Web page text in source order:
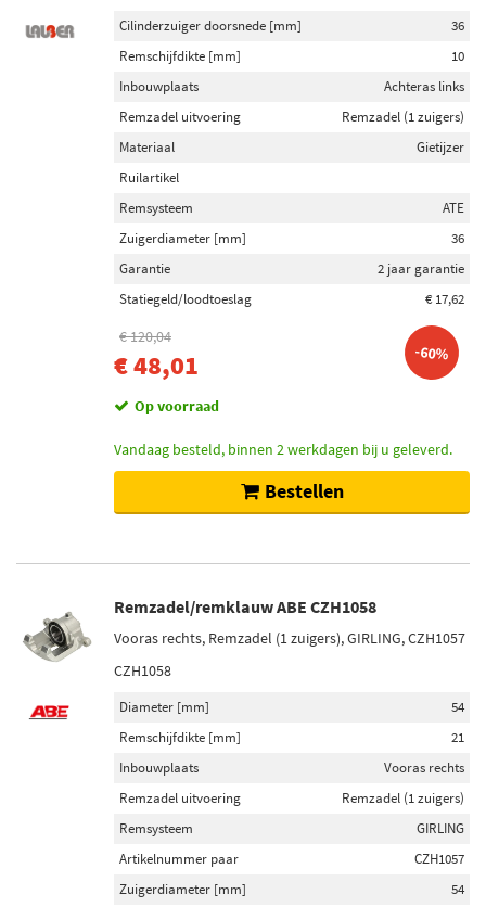
Cilinderzuiger doorsnede [mm]
36
Remschijfdikte [mm]
10
Inbouwplaats
Achteras links
Remzadel uitvoering
Remzadel (1 zuigers)
Materiaal
Gietijzer
Ruilartikel
Remsysteem
ATE
Zuigerdiameter [mm]
36
Garantie
2 jaar garantie
Statiegeld/loodtoeslag
€ 17,62
€ 120,04
€ 48,01 -60%
Op voorraad
Vandaag besteld, binnen 2 werkdagen bij u geleverd.
Bestellen
Remzadel/remklauw ABE CZH1058
Vooras rechts, Remzadel (1 zuigers), GIRLING, CZH1057
CZH1058
Diameter [mm]
54
Remschijfdikte [mm]
21
Inbouwplaats
Vooras rechts
Remzadel uitvoering
Remzadel (1 zuigers)
Remsysteem
GIRLING
Artikelnummer paar
CZH1057
Zuigerdiameter [mm]
54